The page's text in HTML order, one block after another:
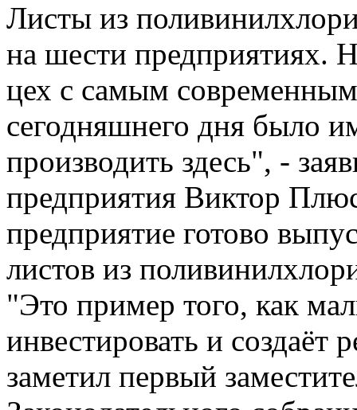
Листы из
на шести предприятиях.
цех с самым
сегодняшнего дня было
производить здесь", -
предприятия Виктор
предприятие готово
листов из
"Это пример того, как
инвестировать и создаёт
заметил первый